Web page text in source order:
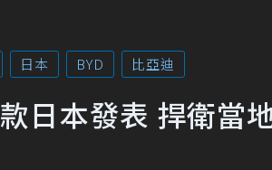
日本 BYD 比亞迪
日本發表 捍衛當